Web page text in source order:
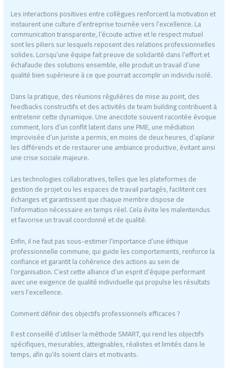
Les interactions positives entre collègues renforcent la motivation et
instaurent une culture d’entreprise tournée vers l’excellence. La
communication transparente, l’écoute active et le respect mutuel
sont les piliers sur lesquels reposent des relations professionnelles
solides. Lorsqu’une équipe fait preuve de solidarité dans l’effort et
échafaude des solutions ensemble, elle produit un travail d’une
qualité bien supérieure à ce que pourrait accomplir un individu isolé.
Dans la pratique, des réunions régulières de mise au point, des
feedbacks constructifs et des activités de team building contribuent à
entretenir cette dynamique. Une anecdote souvent racontée évoque
comment, lors d’un conflit latent dans une PME, une médiation
improvisée d’un juriste a permis, en moins de deux heures, d’aplanir
les différends et de restaurer une ambiance productive, évitant ainsi
une crise sociale majeure.
Les technologies collaboratives, telles que les plateformes de
gestion de projet ou les espaces de travail partagés, facilitent ces
échanges et garantissent que chaque membre dispose de
l’information nécessaire en temps réel. Cela évite les malentendus
et favorise un travail coordonné et de qualité.
Enfin, il ne faut pas sous-estimer l’importance d’une éthique
professionnelle commune, qui guide les comportements, renforce la
confiance et garantit la cohérence des actions au sein de
l’organisation. C’est cette alliance d’un esprit d’équipe performant
avec une exigence de qualité individuelle qui propulse les résultats
vers l’excellence.
Comment définir des objectifs professionnels efficaces ?
Il est conseillé d’utiliser la méthode SMART, qui rend les objectifs
spécifiques, mesurables, atteignables, réalistes et limités dans le
temps, afin qu’ils soient clairs et motivants.